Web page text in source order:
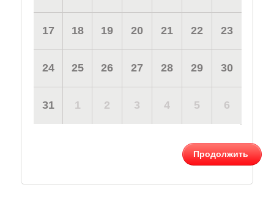
17 18 19 20 21 22 23
24 25 26 27 28 29 30
31 1 2 3 4 5 6
Продолжить